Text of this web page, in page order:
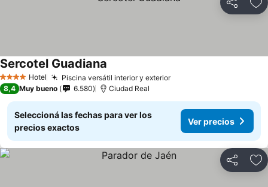
Compartir
4 EstrellasHotel Piscina versátil interior y exterior
Sercotel Guadiana
8,4 Muy bueno 6.580 Ciudad Real
Seleccioná las fechas para ver los
precios exactos
Ver precios
Compartir